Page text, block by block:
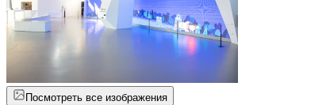
Посмотреть все изображения